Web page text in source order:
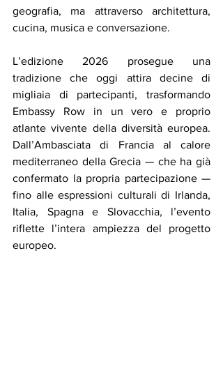
geografia, ma attraverso architettura,
cucina, musica e conversazione.
L’edizione 2026 prosegue una
tradizione che oggi attira decine di
migliaia di partecipanti, trasformando
Embassy Row in un vero e proprio
atlante vivente della diversità europea.
Dall’Ambasciata di Francia al calore
mediterraneo della Grecia — che ha già
confermato la propria partecipazione —
fino alle espressioni culturali di Irlanda,
Italia, Spagna e Slovacchia, l’evento
riflette l’intera ampiezza del progetto
europeo.